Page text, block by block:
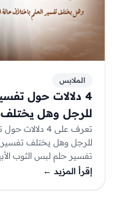
الملابس
4 دلالات حول
للرجل وهل
الثوب؟
تعرف على 4
إقرأ المزيد ←